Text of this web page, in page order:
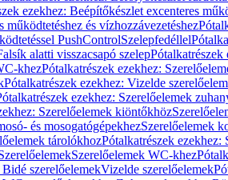
ezekhez: Beépítőkészlet excenteres
működtetéshez és vízhozzávezetéshez
PushControlSzelepfedéllel
alatti visszacsapó szelepPótalkatrészek
khezPótalkatrészek ezekhez:
Pótalkatrészek ezekhez: Vizelde
ezekhez: Szerelőelemek
Szerelőelemek kiöntőkhöz
és mosogatógépekhezSzerelőelemek
tárolókhozPótalkatrészek ezekhez:
Szerelőelemek WC-khez
szerelőelemekVizelde szerelőelemek